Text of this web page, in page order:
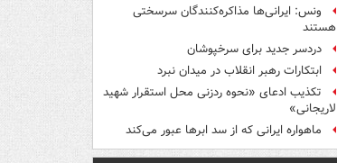
ونس: ایرانی‌ها مذاکره‌کنندگان سرسختی
هستند
دردسر جدید برای سرخپوشان
ابتکارات رهبر انقلاب در میدان نبرد
تکذیب ادعای «نحوه ردزنی محل استقرار شهید
لاریجانی»
ماهواره ایرانی که از سد ابرها عبور می‌کند